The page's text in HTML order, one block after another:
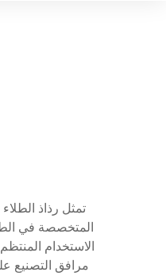
تمثل رذاذ
المتخصصة في
الاستخدام
مرافق التصنيع